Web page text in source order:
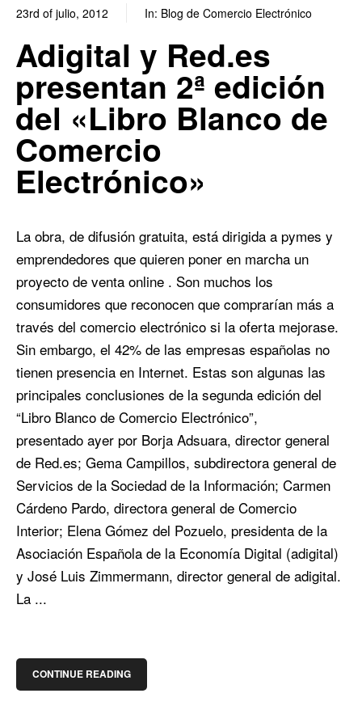
23rd of julio, 2012 In: Blog de Comercio Electrónico
Adigital y Red.es
presentan 2ª edición
del «Libro Blanco de
Comercio
Electrónico»
La obra, de difusión gratuita, está dirigida a pymes y
emprendedores que quieren poner en marcha un
proyecto de venta online . Son muchos los
consumidores que reconocen que comprarían más a
través del comercio electrónico si la oferta mejorase.
Sin embargo, el 42% de las empresas españolas no
tienen presencia en Internet. Estas son algunas las
principales conclusiones de la segunda edición del
“Libro Blanco de Comercio Electrónico”,
presentado ayer por Borja Adsuara, director general
de Red.es; Gema Campillos, subdirectora general de
Servicios de la Sociedad de la Información; Carmen
Cárdeno Pardo, directora general de Comercio
Interior; Elena Gómez del Pozuelo, presidenta de la
Asociación Española de la Economía Digital (adigital)
y José Luis Zimmermann, director general de adigital.
La ...
CONTINUE READING